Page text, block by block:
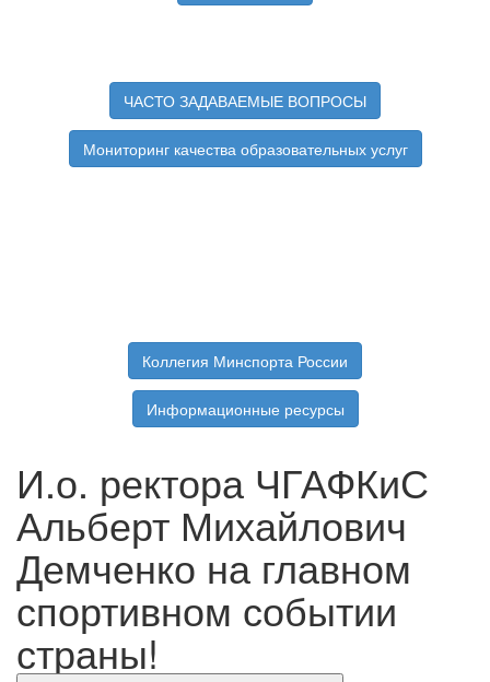
ЧАСТО ЗАДАВАЕМЫЕ ВОПРОСЫ
Мониторинг качества образовательных услуг
Коллегия Минспорта России
Информационные ресурсы
И.о. ректора ЧГАФКиС
Альберт Михайлович
Демченко на главном
спортивном событии
страны!